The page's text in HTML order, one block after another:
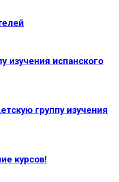
изучения испанского
группу изучения
курсов!